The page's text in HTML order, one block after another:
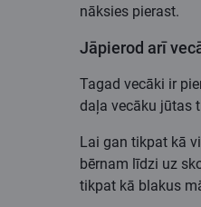
nāksies pierast.
Jāpierod arī
Tagad vecāki ir
daļa vecāku jūtas
Lai gan tikpat kā
bērnam līdzi uz
tikpat kā blakus